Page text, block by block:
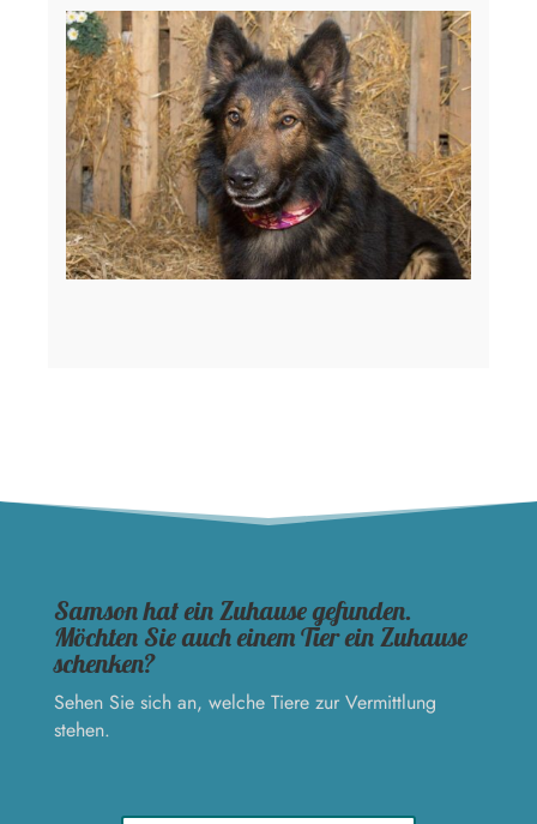
Samson hat ein Zuhause gefunden.
Möchten Sie auch einem Tier ein Zuhause
schenken?
Sehen Sie sich an, welche Tiere zur Vermittlung
stehen.